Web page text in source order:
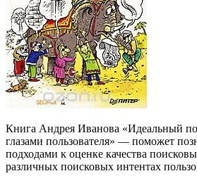
Книга Андрея Иванова «Идеальный
глазами пользователя» — поможет
подходами к оценке качества
различных поисковых интентах